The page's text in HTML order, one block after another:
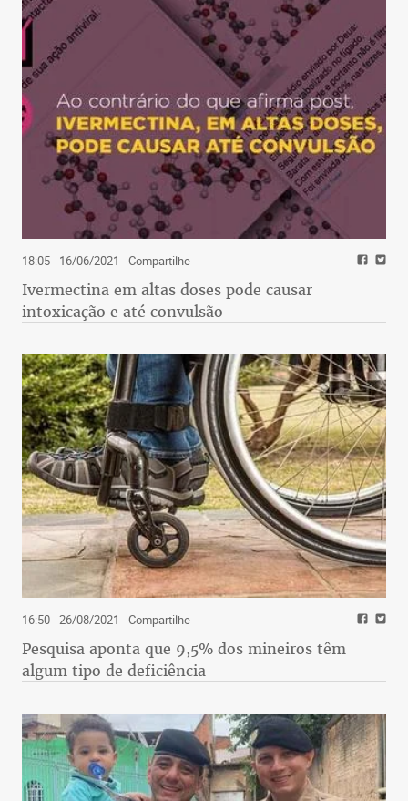
18:05 - 16/06/2021 - Compartilhe
Ivermectina em altas doses pode causar
intoxicação e até convulsão
16:50 - 26/08/2021 - Compartilhe
Pesquisa aponta que 9,5% dos mineiros têm
algum tipo de deficiência